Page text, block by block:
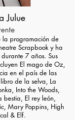
Julue
programación de
Scrapbook y ha
7 años. Sus
El mago de Oz,
en el país de las
de la selva, La
Into the Woods,
bestia, El rey león,
Mary Poppins, High
& Elf.